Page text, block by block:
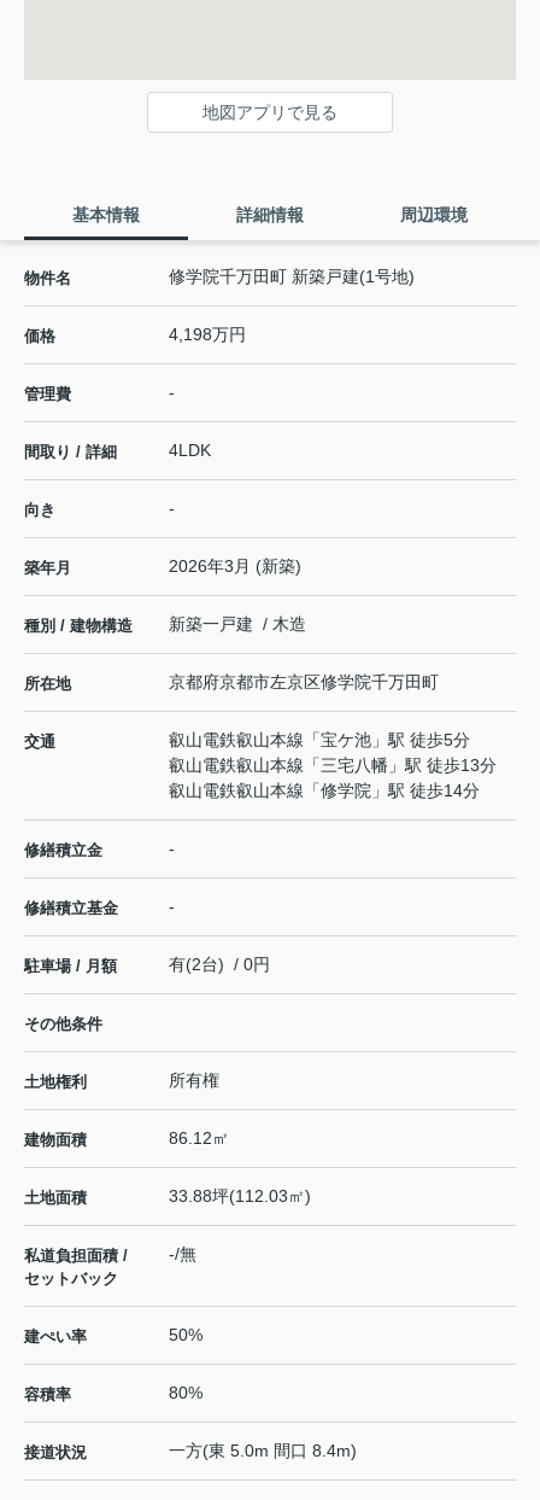
地図アプリで見る
基本情報 詳細情報 周辺環境
物件名 修学院千万田町 新築戸建(1号地)
価格 4,198万円
管理費 -
間取り / 詳細 4LDK
向き -
築年月 2026年3月 (新築)
種別 / 建物構造 新築一戸建 / 木造
所在地 京都府京都市左京区修学院千万田町
交通 叡山電鉄叡山本線 「宝ケ池 」駅 徒歩5分
叡山電鉄叡山本線 「三宅八幡 」駅 徒歩13分
叡山電鉄叡山本線 「修学院 」駅 徒歩14分
修繕積立金 -
修繕積立基金 -
駐車場 / 月額 有(2台) / 0円
その他条件
土地権利 所有権
建物面積 86.12㎡
土地面積 33.88坪(112.03㎡)
私道負担面積 /
セットバック
-/無
建ぺい率 50%
容積率 80%
接道状況 一方(東 5.0m 間口 8.4m)